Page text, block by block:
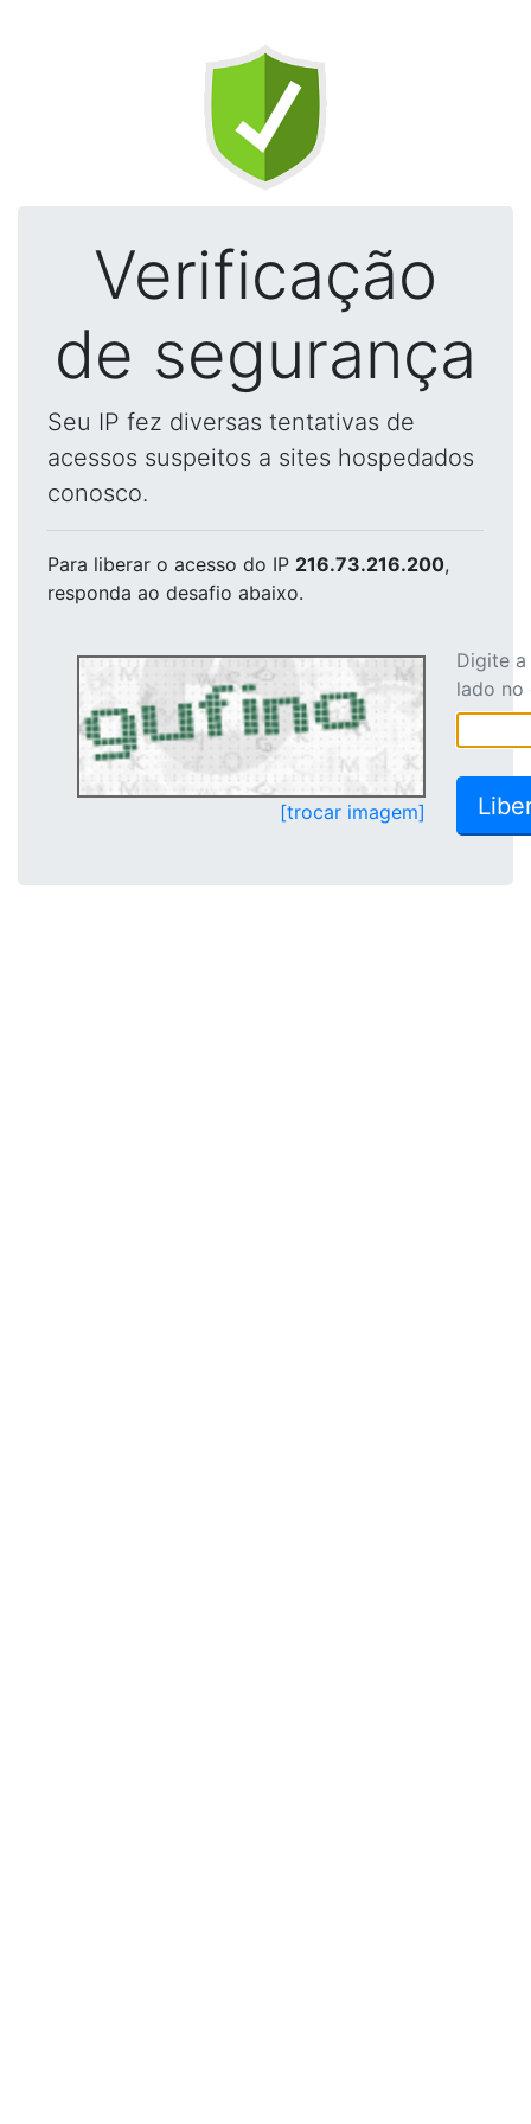
Verificação
de segurança
Seu IP fez diversas tentativas de
acessos suspeitos a sites hospedados
conosco.
Para liberar o acesso do IP 216.73.216.200,
responda ao desafio abaixo.
[trocar imagem]
Digite
lado no